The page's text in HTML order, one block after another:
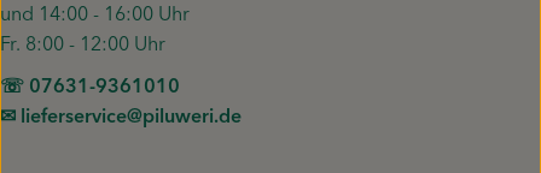
und 14:00 - 16:00 Uhr
Fr. 8:00 - 12:00 Uhr
☏ 07631-9361010
✉︎ lieferservice@piluweri.de